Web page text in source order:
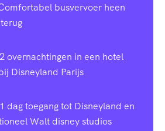
busvervoer heen
overnachtingen in een hotel
Disneyland Parijs
dag toegang tot Disneyland en
Walt disney studios